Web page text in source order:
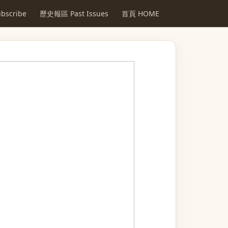
歷史報區 Past Issues 首頁 HOME